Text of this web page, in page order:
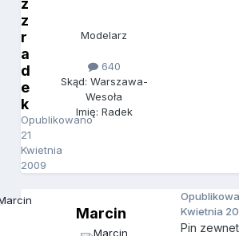
z
z
r
a
d
e
k
Opublikowano
21
Kwietnia
2009
Modelarz
640
Skąd: Warszawa-
Wesoła
Imię: Radek
Marcin
Kwietnia
Pin